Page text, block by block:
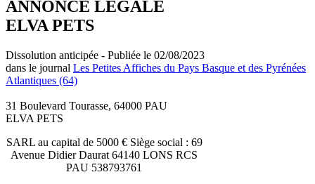
ANNONCE LÉGALE
ELVA PETS
Dissolution anticipée - Publiée le 02/08/2023
dans le journal Les Petites Affiches du Pays Basque et des Pyrénées
Atlantiques (64)
31 Boulevard Tourasse, 64000 PAU
ELVA PETS
SARL au capital de 5000 € Siège social : 69
Avenue Didier Daurat 64140 LONS RCS
PAU 538793761